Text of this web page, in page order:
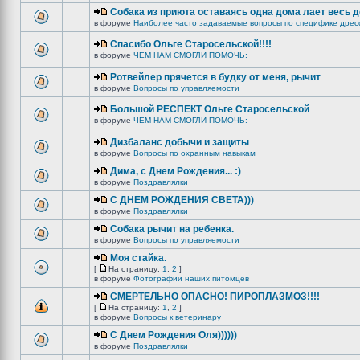
Собака из приюта оставаясь одна дома лает весь
в форуме Наиболее часто задаваемые вопросы по специфике
Спасибо Ольге Старосельской!!!!
в форуме ЧЕМ НАМ СМОГЛИ ПОМОЧЬ:
Ротвейлер прячется в будку от меня, рычит
в форуме Вопросы по управляемости
Большой РЕСПЕКТ Ольге Старосельской
в форуме ЧЕМ НАМ СМОГЛИ ПОМОЧЬ:
Дизбаланс добычи и защиты
в форуме Вопросы по охранным навыкам
Дима, с Днем Рождения... :)
в форуме Поздравлялки
C ДНЕМ РОЖДЕНИЯ СВЕТА)))
в форуме Поздравлялки
Собака рычит на ребенка.
в форуме Вопросы по управляемости
Моя стайка.
[ На страницу: 1 2 ]
в форуме Фотографии наших питомцев
СМЕРТЕЛЬНО ОПАСНО! ПИРОПЛАЗМОЗ!!!!
[ На страницу: 1 2 ]
в форуме Вопросы к ветеринару
С Днем Рождения Оля))))))
в форуме Поздравлялки